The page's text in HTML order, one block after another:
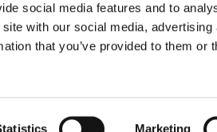
social media features and to
with our social media, advertising
that you’ve provided to them or
Marketing
ン版を表示する